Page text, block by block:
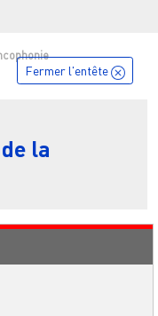
Fermer l'entête
la